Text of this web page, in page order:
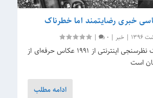
خبری رضایتمند اما خطرناک
| خبر |
0
|
این گزارش بر پایه یک نظرسنجی اینترنتی از ۱۹۹۱ عکاس حرفه‌ای از
ادامه مطلب